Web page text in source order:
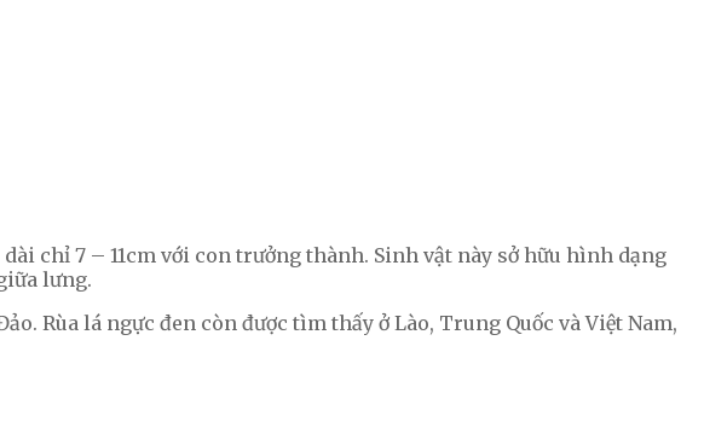
chỉ 7 – 11cm với con trưởng thành. Sinh vật này sở hữu hình dạng
lưng.
Rùa lá ngực đen còn được tìm thấy ở Lào, Trung Quốc và Việt Nam,